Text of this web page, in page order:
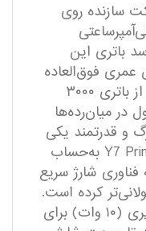
سازنده روی
یک باتری ۴۰۰۰ میلی‌آمپرساعتی
باتری این
فوق‌العاده
دارد. با توجه به این‌که استفاده از باتری ۳۰۰۰
در میان‌رده‌ها
و قدرتمند یکی
از گزینه‌های نقاط قوت Y7 Prime 2019 به‌حساب
شارژ سریع
نیست که زمان شارژ شدن را طولانی‌‎تر کرده است.
البته هوآوی از ورودی شارژ ۲ آمپری (۱۰ وات) برای